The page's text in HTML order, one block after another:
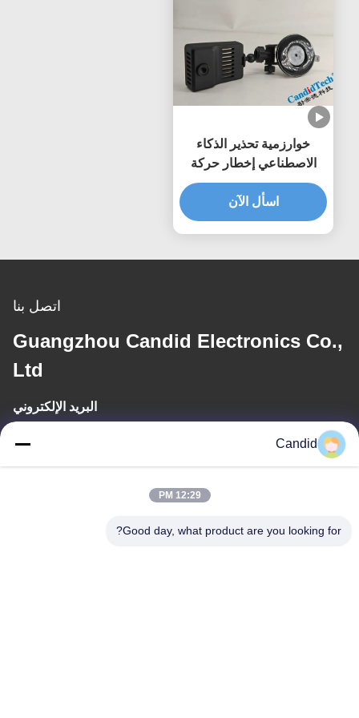
خوارزمية تحذير الذكاء
الاصطناعي إخطار حركة
المرور TMN ADAS
للسيارات
اسأل الآن
اتصل بنا
Guangzhou Candid Electronics Co.,
Ltd
البريد الإلكتروني
sales2@candidelectronics.com
Candid
12:29 PM
Good day, what product are you looking for?